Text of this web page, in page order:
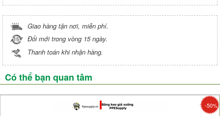
Giao hàng tận nơi, miễn phí.
Đổi mới trong vòng 15 ngày.
Thanh toán khi nhận hàng.
Có thể bạn quan tâm
-50%